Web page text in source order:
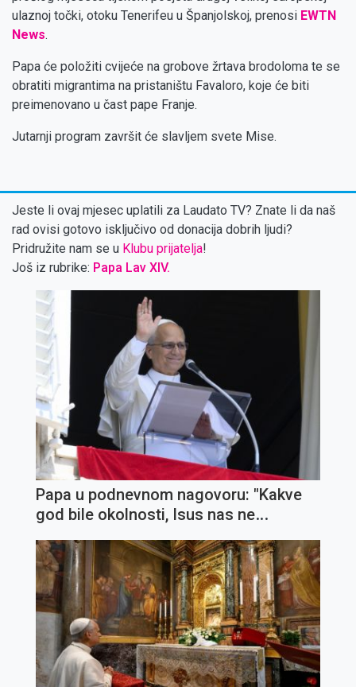
ulaznoj točki, otoku Tenerifeu u Španjolskoj, prenosi EWTN
News.
Papa će položiti cvijeće na grobove žrtava brodoloma te se
obratiti migrantima na pristaništu Favaloro, koje će biti
preimenovano u čast pape Franje.
Jutarnji program završit će slavljem svete Mise.
Jeste li ovaj mjesec uplatili za Laudato TV? Znate li da naš
rad ovisi gotovo isključivo od donacija dobrih ljudi?
Pridružite nam se u Klubu prijatelja!
Još iz rubrike: Papa Lav XIV.
Papa u podnevnom nagovoru: "Kakve
god bile okolnosti, Isus nas ne